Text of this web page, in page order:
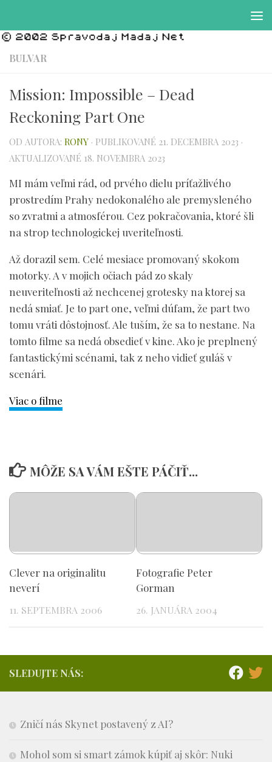
BULVAR
Mission: Impossible – Dead
Reckoning Part One
OD AUTORA: RONY · PUBLIKOVANÉ 21. DECEMBRA 2023 ·
AKTUALIZOVANÉ 18. NOVEMBRA 2023
MI mám veľmi rád, od prvého dielu príťažlivého
prostredím Prahy nedokonalého ale premysleného
so zvratmi a atmosférou. Cez pokračovania, ktoré šli
na strop technologickej uveriteľnosti.
Až dorazil sem. Celé mesiace promovaný skokom
motorky. A v mojich očiach pád zo skaly
neuveriteľnosti až nechcenej grotesky na ktorej sa
nedá smiať. Je to part one, veľmi dúfam, že part two
tomu vráti dôstojnosť. Ale tuším, že sa to nestane. Na
tomto filme sa nedá obsedieť v kine. Ako je preplnený
fantastickými scénami, tak z neho vidieť guláš v
scenári.
Viac o filme
MÔŽE SA VÁM EŠTE PÁČIŤ...
Clever na originalitu
neverí
11. SEPTEMBRA 2006
Fotografie Peter
Gorman
26. JANUÁRA 2004
SLEDUJTE NÁS:
Zničí nás Skynet postavený z AI?
Mohol som si smart zámok kúpiť aj skôr: Nuki